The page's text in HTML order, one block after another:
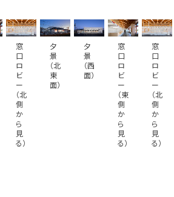
窓
口
ロ
ビ
ー
（北
側
か
ら
見
る）
夕
景
（北
東
面）
夕
景
（西
面）
窓
口
ロ
ビ
ー
（東
側
か
ら
見
る）
窓
口
ロ
ビ
ー
（北
側
か
ら
見
る）